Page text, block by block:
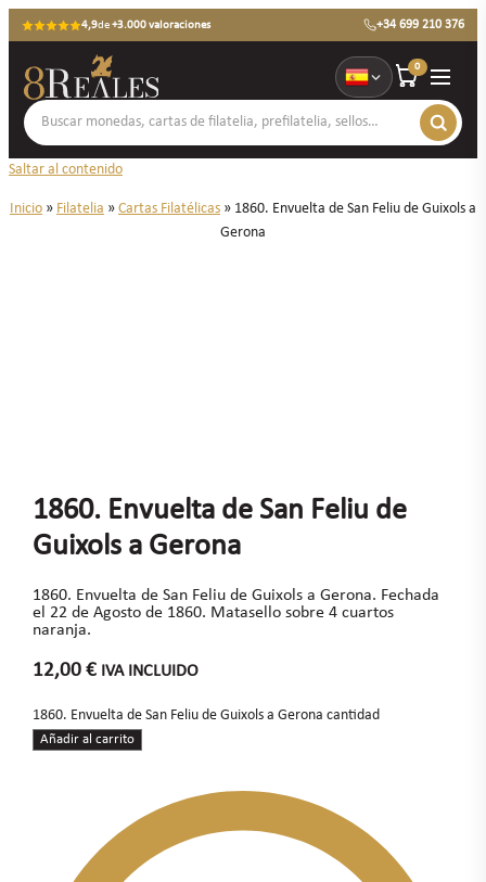
4,9de+3.000 valoraciones +34 699 210 376
0
Saltar al contenido
Inicio » Filatelia » Cartas Filatélicas » 1860. Envuelta de San Feliu de Guixols a
Gerona
1860. Envuelta de San Feliu de
Guixols a Gerona
1860. Envuelta de San Feliu de Guixols a Gerona. Fechada
el 22 de Agosto de 1860. Matasello sobre 4 cuartos
naranja.
12,00 € IVA INCLUIDO
1860. Envuelta de San Feliu de Guixols a Gerona cantidad
Añadir al carrito